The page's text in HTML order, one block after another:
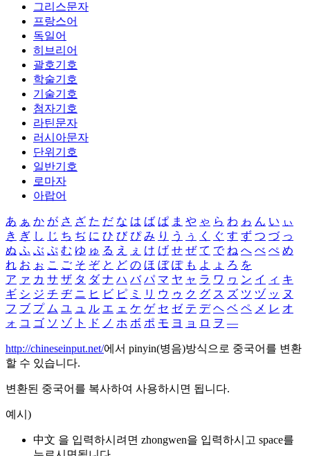
그리스문자
프랑스어
독일어
히브리어
괄호기호
학술기호
기술기호
첨자기호
라틴문자
러시아문자
단위기호
일반기호
로마자
아랍어
あ ぁ か が さ ざ た だ な は ば ぱ ま や ゃ ら わ ゎ ん い ぃ
き ぎ し じ ち ぢ に ひ び ぴ み り う ぅ く ぐ す ず つ づ っ
ぬ ふ ぶ ぷ む ゆ ゅ る え ぇ け げ せ ぜ て で ね へ べ ぺ め
れ お ぉ こ ご そ ぞ と ど の ほ ぼ ぽ も よ ょ ろ を
ア ァ カ サ ザ タ ダ ナ ハ バ パ マ ヤ ャ ラ ワ ヮ ン イ ィ キ
ギ シ ジ チ ヂ ニ ヒ ビ ピ ミ リ ウ ゥ ク グ ス ズ ツ ヅ ッ ヌ
フ ブ プ ム ユ ュ ル エ ェ ケ ゲ セ ゼ テ デ ヘ ベ ペ メ レ オ
ォ コ ゴ ソ ゾ ト ド ノ ホ ボ ポ モ ヨ ョ ロ ヲ ―
http://chineseinput.net/에서 pinyin(병음)방식으로 중국어를 변환
할 수 있습니다.
변환된 중국어를 복사하여 사용하시면 됩니다.
예시)
中文 을 입력하시려면 zhongwen을 입력하시고 space를